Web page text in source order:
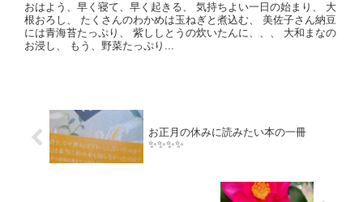
おはよう、早く寝て、早く起きる、 気持ちよい一日の始まり、 大
根おろし、 たくさんのわかめは玉ねぎと煮込む、 美佐子さん納豆
には青海苔たっぷり、 紫ししとうの炊いたんに、、、 大和まなの
お浸し、 もう、野菜たっぷり...
お正月の休みに読みたい本の一冊
✨✨✨✨